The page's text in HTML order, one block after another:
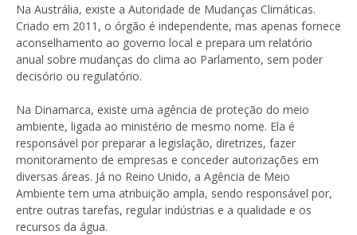
Na Austrália, existe a Autoridade de Mudanças Climáticas.
Criado em 2011, o órgão é independente, mas apenas fornece
aconselhamento ao governo local e prepara um relatório
anual sobre mudanças do clima ao Parlamento, sem poder
decisório ou regulatório.
Na Dinamarca, existe uma agência de proteção do meio
ambiente, ligada ao ministério de mesmo nome. Ela é
responsável por preparar a legislação, diretrizes, fazer
monitoramento de empresas e conceder autorizações em
diversas áreas. Já no Reino Unido, a Agência de Meio
Ambiente tem uma atribuição ampla, sendo responsável por,
entre outras tarefas, regular indústrias e a qualidade e os
recursos da água.